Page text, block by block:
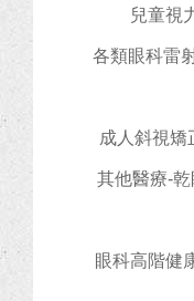
兒童視
各類眼科雷
成人斜視矯
其他醫療-
眼科高階健